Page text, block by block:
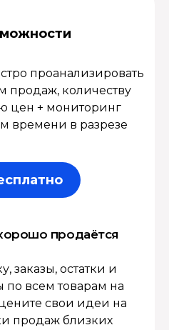
проанализировать
продаж, количеству
цен + мониторинг
времени в разрезе
продаётся
заказы, остатки и
всем товарам на
свои идеи на
продаж близких